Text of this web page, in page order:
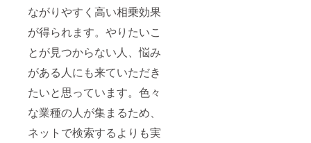
ながりやすく高い相乗効果
が得られます。やりたいこ
とが見つからない人、悩み
がある人にも来ていただき
たいと思っています。色々
な業種の人が集まるため、
ネットで検索するよりも実